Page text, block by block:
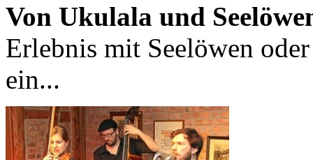
Von Ukulala und
Erlebnis mit Seelöwen
ein...